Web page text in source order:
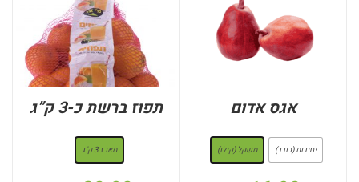
אגס אדום
יחידות (בודד) משקל (קילו)
תפוז ברשת כ-3 ק”ג
מארז 3 ק"ג